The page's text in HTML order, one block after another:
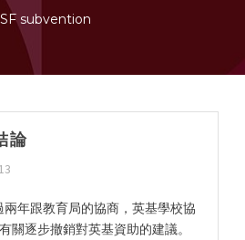
subvention
論
兩年跟教育局的協商，英基學校協
關逐步撤銷對英基資助的建議。